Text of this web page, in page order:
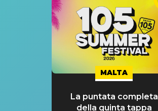
MALTA
La puntata completa
della quinta tappa